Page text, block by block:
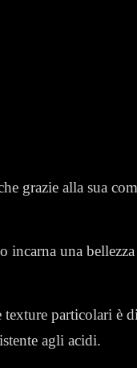
grazie alla sua
una
texture particolari è
agli acidi.